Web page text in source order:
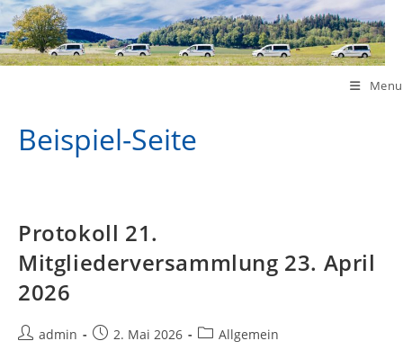
Skip
to
content
Menu
Beispiel-Seite
Protokoll 21.
Mitgliederversammlung 23. April
2026
Postadmin
Post2. Mai 2026
PostAllgemein